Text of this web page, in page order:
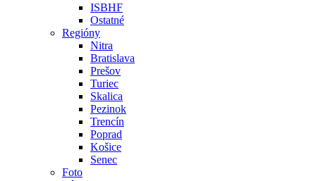
ISBHF
Ostatné
Regióny
Nitra
Bratislava
Prešov
Turiec
Skalica
Pezinok
Trencín
Poprad
Košice
Senec
Foto